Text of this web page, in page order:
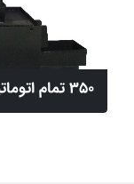
350 تمام اتوماتیک مدل: M.S.M. O-H 350